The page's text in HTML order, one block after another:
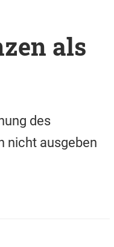
als
des
nicht ausgeben